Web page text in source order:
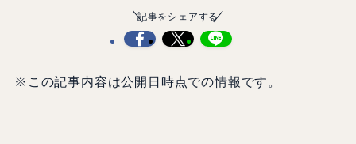
記事をシェアする
※この記事内容は公開日時点での情報です。